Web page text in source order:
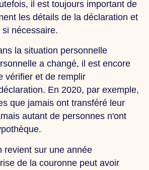
il est toujours important de
les détails de la déclaration et
nécessaire.
la situation personnelle
a changé, il est encore
vérifier et de remplir
En 2020, par exemple,
que jamais ont transféré leur
autant de personnes n'ont
revient sur une année
de la couronne peut avoir